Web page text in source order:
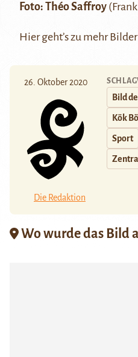
Foto: Théo Saffroy
Hiergeht’s zu mehr
26. Oktober 2020
Die Redaktion
Bild
Kök
Sport
Wo wurde das Bild